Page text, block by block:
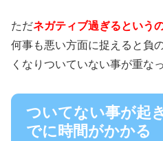
ただネガティブ過ぎるという
何事も悪い方面に捉えると負
くなりついていない事が重な
ついてない事が起
でに時間がかかる